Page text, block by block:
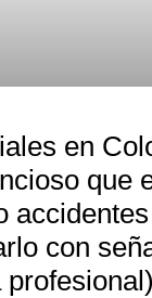
en
que
con